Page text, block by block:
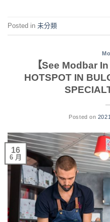
Posted in 未分類
【See Modbar
HOTSPOT IN
Posted on
16
6 月